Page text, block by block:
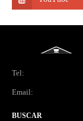
Tel:
Email:
BUSCAR